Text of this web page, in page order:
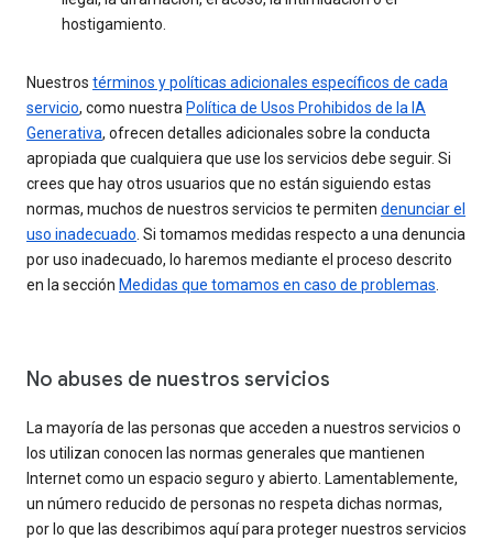
hostigamiento.
Nuestros términos y políticas adicionales específicos de cada
servicio, como nuestra Política de Usos Prohibidos de la IA
Generativa, ofrecen detalles adicionales sobre la conducta
apropiada que cualquiera que use los servicios debe seguir. Si
crees que hay otros usuarios que no están siguiendo estas
normas, muchos de nuestros servicios te permiten denunciar el
uso inadecuado. Si tomamos medidas respecto a una denuncia
por uso inadecuado, lo haremos mediante el proceso descrito
en la sección Medidas que tomamos en caso de problemas.
No abuses de nuestros servicios
La mayoría de las personas que acceden a nuestros servicios o
los utilizan conocen las normas generales que mantienen
Internet como un espacio seguro y abierto. Lamentablemente,
un número reducido de personas no respeta dichas normas,
por lo que las describimos aquí para proteger nuestros servicios